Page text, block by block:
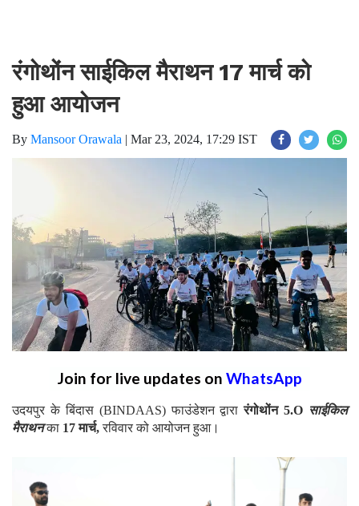
रंगोथोंन साईकिल मैराथन 17 मार्च को
हुआ आयोजन
By Mansoor Orawala | Mar 23, 2024, 17:29 IST
Join for live updates on WhatsApp
उदयपुर के बिंदास (BINDAAS) फाउंडेशन द्वारारंगोथोंन 5.O साईकिल
मैराथनका 17 मार्च,रविवार को आयोजन हुआ।